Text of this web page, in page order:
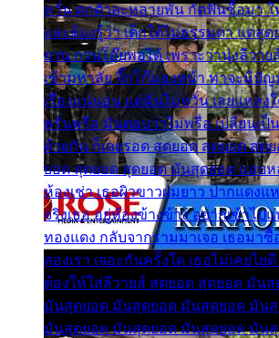
หวั่น ตกตัวละหลายพัน กัดฟันซื้อมา ใ
และต้องรู้ว่า เด็กใต้ไม่ธรรมดา แต่สุด
ยวน กวนโอ๊ยพอได้ เพราะว่านุ่งลีวาย
เข้ามหาลัย จิ๊กโก๊มองหน้า ท่าจะมีปัญ
เรื่องแน่นอน แต่ฉันไม่หวั่น เลยแหลง
พรั่นพรือ มันตอบว่าไม่พรื่อ เปลี่ยนเป็น
ด้วยกัน ก็เลยรอด สุดยอด สุดยอด สุด
ยอด สุดยอด สุดยอด มันสุดยอด แอบ
ห้องเช่า เธอผิวขาวผมยาว ปากแดงแ
จริงเธอ อยู่ห้องข้างข้าง อยากเข้าไป
ทองแดง กลับจากรามมาเจอ เธอมา
สองเรา เจอะกันครั้งใด เธอไม่เคยไย
ต้องให้ใส่ลีวายส์ สุดยอด สุดยอด มัน
มันสุดยอด มันสุดยอด มันสุดยอด มัน
มันสุดยอด มันสุดยอด มันสุดยอด มัน